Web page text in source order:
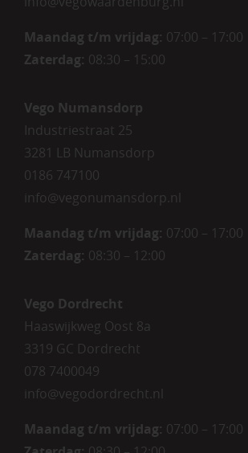
Maandag t/m vrijdag: 07:00 – 17:00
Zaterdag: 08:30 – 15:00
Vego Numansdorp
Industriestraat 25
3281 LB Numansdorp
0186 747100
info@vegonumansdorp.nl
Maandag t/m vrijdag: 07:00 – 17:00
Zaterdag: 08:30 – 12:00
Vego Dordrecht
Haaswijkweg Oost 8a
3319 GC Dordrecht
078 7400049
info@vegodordrecht.nl
Maandag t/m vrijdag: 07:00 – 17:00